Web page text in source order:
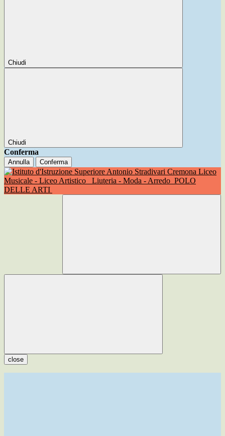
Chiudi
Chiudi
Conferma
Annulla Conferma
Liceo
Musicale - Liceo Artistico
Liuteria - Moda - Arredo POLO
DELLE ARTI
close